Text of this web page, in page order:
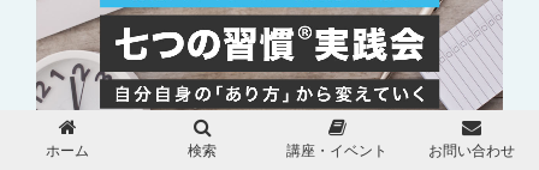
ホーム 検索 講座・イベント お問い合わせ